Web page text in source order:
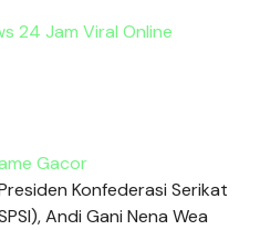
24 Jam Viral Online
Gacor
Konfederasi Serikat
Andi Gani Nena Wea